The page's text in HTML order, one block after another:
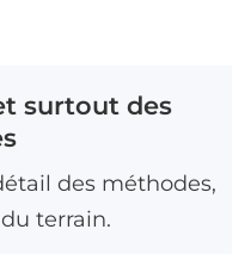
surtout des
des méthodes,
terrain.